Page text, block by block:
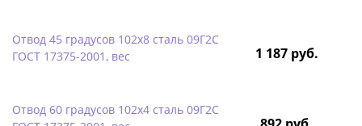
Отвод 45 градусов 102х8 сталь 09Г2С
ГОСТ 17375-2001, вес
1 187 руб.
Отвод 60 градусов 102х4 сталь 09Г2С